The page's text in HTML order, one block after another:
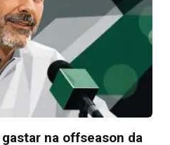
na offseason da